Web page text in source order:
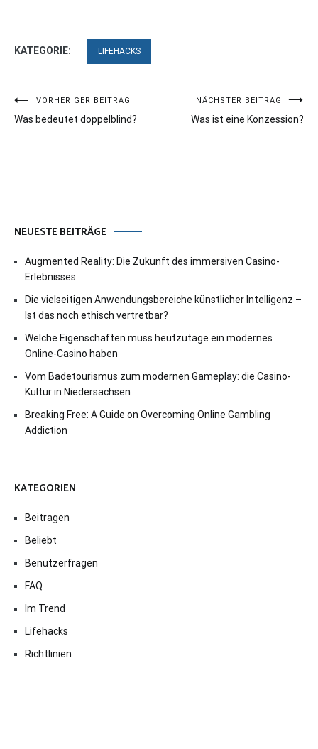
KATEGORIE: LIFEHACKS
Beitragsnavigation
VORHERIGER BEITRAG
Was bedeutet doppelblind?
NÄCHSTER BEITRAG
Was ist eine Konzession?
NEUESTE BEITRÄGE
Augmented Reality: Die Zukunft des immersiven Casino-
Erlebnisses
Die vielseitigen Anwendungsbereiche künstlicher Intelligenz –
Ist das noch ethisch vertretbar?
Welche Eigenschaften muss heutzutage ein modernes
Online-Casino haben
Vom Badetourismus zum modernen Gameplay: die Casino-
Kultur in Niedersachsen
Breaking Free: A Guide on Overcoming Online Gambling
Addiction
KATEGORIEN
Beitragen
Beliebt
Benutzerfragen
FAQ
Im Trend
Lifehacks
Richtlinien